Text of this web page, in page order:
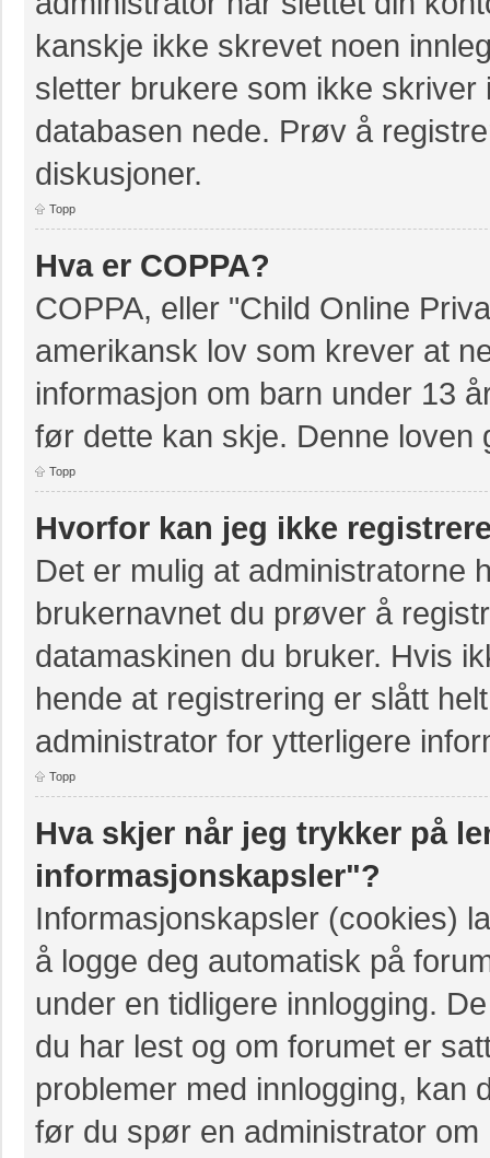
kanskje ikke skrevet noen
sletter brukere som ikke
databasen nede. Prøv å
diskusjoner.
Topp
Hva er COPPA?
COPPA, eller "Child Online
amerikansk lov som krever at
informasjon om barn under 13
før dette kan skje. Denne
Topp
Hvorfor kan jeg ikke
Det er mulig at administratorne
brukernavnet du prøver å
datamaskinen du bruker. Hvis
hende at registrering er slått
administrator for ytterligere
Topp
Hva skjer når jeg trykker på
informasjonskapsler"?
Informasjonskapsler (cookies)
å logge deg automatisk på
under en tidligere innlogging.
du har lest og om forumet er
problemer med innlogging,
før du spør en administrator